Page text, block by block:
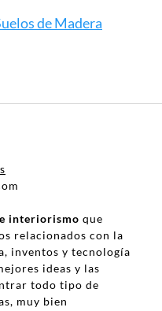
de Madera
interiorismo que
relacionados con la
inventos y tecnología
ideas y las
todo tipo de
muy bien